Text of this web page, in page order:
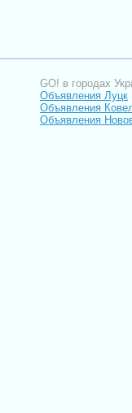
GO! в городах
Объявления Луцк
Объявления
Объявления